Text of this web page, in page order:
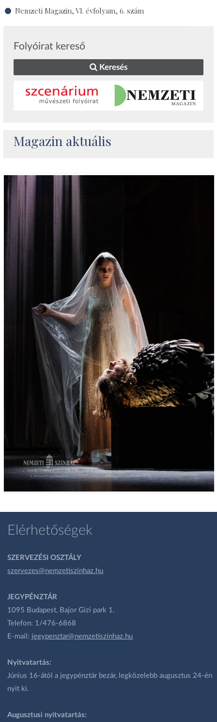
Nemzeti Magazin, VI. évfolyam, 6. szám
Folyóirat kereső
Keresés
Magazin aktuális
Elérhetőségek
SZERVEZÉSI OSZTÁLY
szervezes@nemzetiszinhaz.hu
JEGYPÉNZTÁR
1095 Budapest, Bajor Gizi park 1.
Telefon: 1/476-6868
E-mail: jegypenztar@nemzetiszinhaz.hu
Nyitvatartás:
Június 16-ától a jegypénztár bezár, legközelebb augusztus 24-én
nyit ki.
Augusztusi nyitvatartás: